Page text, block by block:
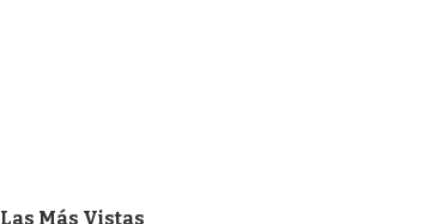
Las Más Vistas